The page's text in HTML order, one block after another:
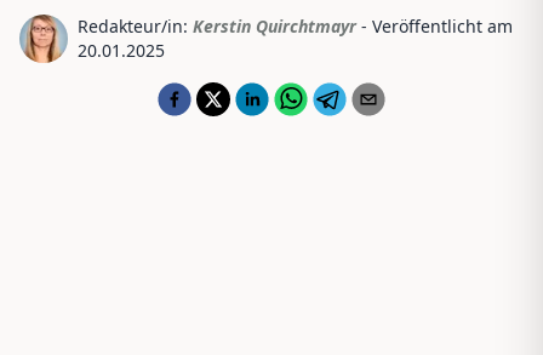
Redakteur/in: Kerstin Quirchtmayr - Veröffentlicht am
20.01.2025